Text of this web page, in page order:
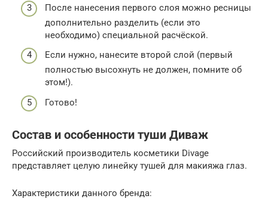
После нанесения первого слоя можно ресницы
дополнительно разделить (если это
необходимо) специальной расчёской.
Если нужно, нанесите второй слой (первый
полностью высохнуть не должен, помните об
этом!).
Готово!
Состав и особенности туши Диваж
Российский производитель косметики Divage
представляет целую линейку тушей для макияжа глаз.
Характеристики данного бренда: